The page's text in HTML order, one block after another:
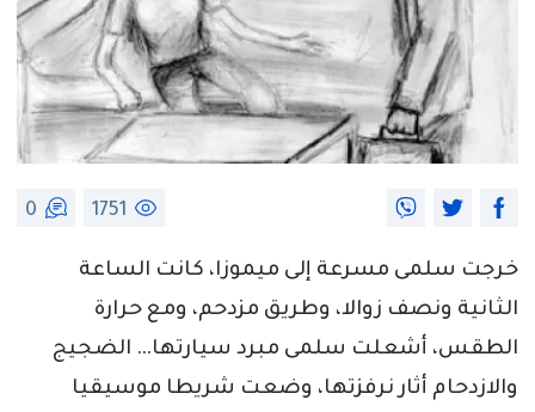
1751
0
خرجت سلمى مسرعة إلى ميموزا، كانت الساعة
الثانية ونصف زوالا، وطريق مزدحم، ومع حرارة
الطقس، أشعلت سلمى مبرد سيارتها… الضجيج
والازدحام أثار نرفزتها، وضعت شريطا موسيقيا